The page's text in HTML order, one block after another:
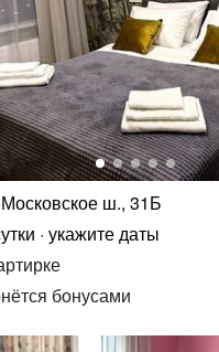
Московское ш., 31Б
укажите даты
бонусами